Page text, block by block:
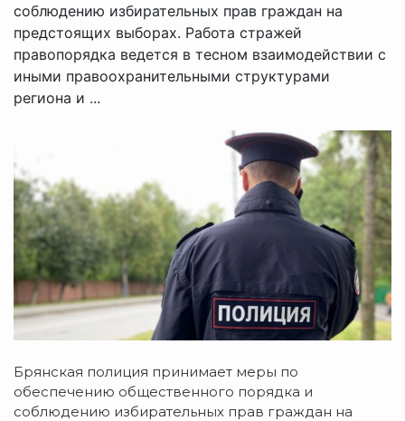
соблюдению избирательных прав граждан на
предстоящих выборах. Работа стражей
правопорядка ведется в тесном взаимодействии с
иными правоохранительными структурами
региона и ...
Брянская полиция принимает меры по
обеспечению общественного порядка и
соблюдению избирательных прав граждан на